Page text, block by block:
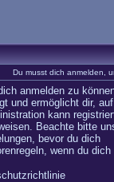
Du musst dich anmelden,
anmelden zu
und ermöglicht dir, auf
kann
Beachte bitte
bevor du dich
wenn du dich